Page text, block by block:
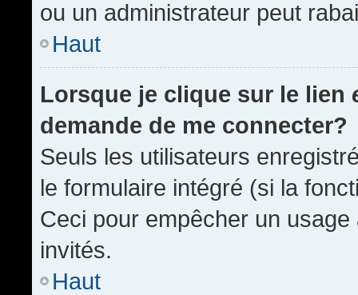
ou un administrateur peut
Haut
Lorsque je clique sur le lien
demande de me connecter?
Seuls les utilisateurs
le formulaire intégré (si la
Ceci pour empêcher un
invités.
Haut